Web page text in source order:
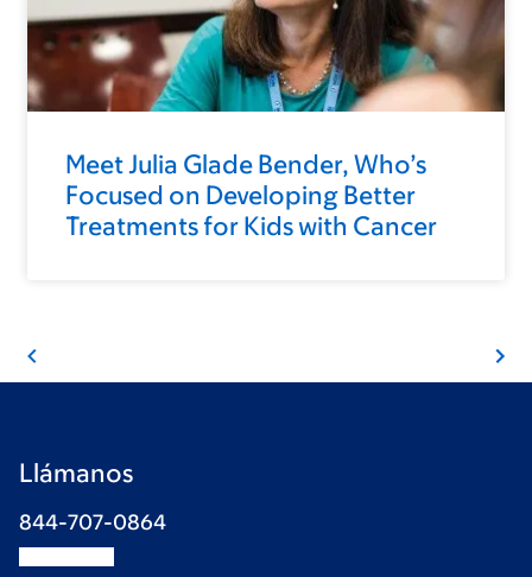
Meet Julia Glade Bender, Who’s
Focused on Developing Better
Treatments for Kids with Cancer
Llámanos
844-707-0864